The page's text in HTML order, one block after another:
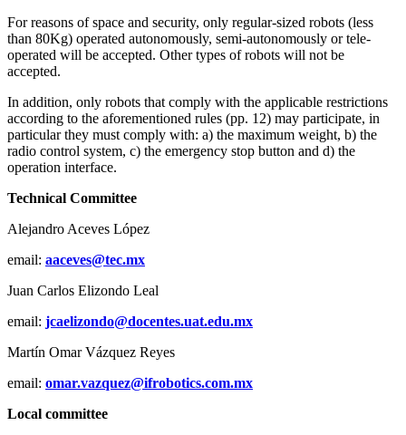
For reasons of space and security, only regular-sized robots (less
than 80Kg) operated autonomously, semi-autonomously or tele-
operated will be accepted. Other types of robots will not be
accepted.
In addition, only robots that comply with the applicable restrictions
according to the aforementioned rules (pp. 12) may participate, in
particular they must comply with: a) the maximum weight, b) the
radio control system, c) the emergency stop button and d) the
operation interface.
Technical Committee
Alejandro Aceves López
email: aaceves@tec.mx
Juan Carlos Elizondo Leal
email: jcaelizondo@docentes.uat.edu.mx
Martín Omar Vázquez Reyes
email: omar.vazquez@ifrobotics.com.mx
Local committee